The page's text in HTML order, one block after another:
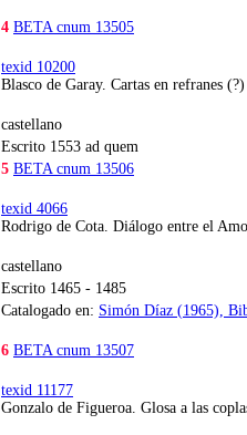
4 BETA cnum 13505
texid 10200
Blasco de Garay. Cartas en refranes
castellano
Escrito 1553 ad quem
5 BETA cnum 13506
texid 4066
Rodrigo de Cota. Diálogo entre el
castellano
Escrito 1465 - 1485
Catalogado en: Simón Díaz (1965),
6 BETA cnum 13507
texid 11177
Gonzalo de Figueroa. Glosa a las